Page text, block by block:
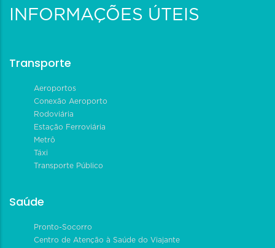
INFORMAÇÕES ÚTEIS
Transporte
Aeroportos
Conexão Aeroporto
Rodoviária
Estação Ferroviária
Metrô
Táxi
Transporte Público
Saúde
Pronto-Socorro
Centro de Atenção à Saúde do Viajante